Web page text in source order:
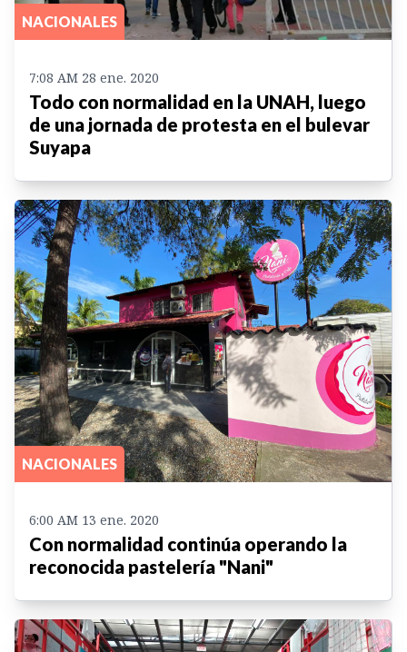
NACIONALES
7:08 AM 28 ene. 2020
Todo con normalidad en la UNAH, luego
de una jornada de protesta en el bulevar
Suyapa
NACIONALES
6:00 AM 13 ene. 2020
Con normalidad continúa operando la
reconocida pastelería "Nani"